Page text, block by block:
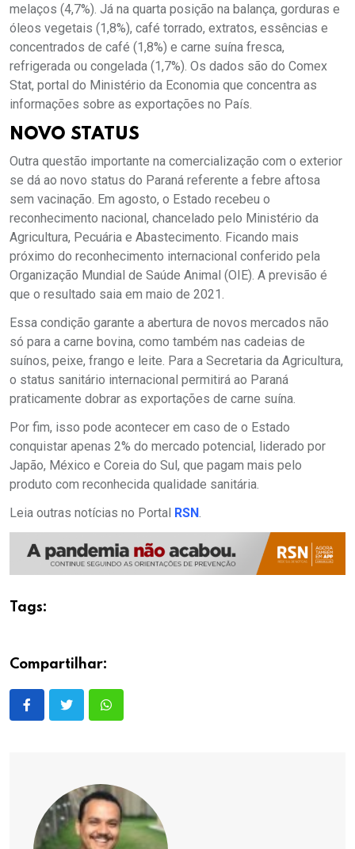
melaços (4,7%). Já na quarta posição na balança, gorduras e
óleos vegetais (1,8%), café torrado, extratos, essências e
concentrados de café (1,8%) e carne suína fresca,
refrigerada ou congelada (1,7%). Os dados são do Comex
Stat, portal do Ministério da Economia que concentra as
informações sobre as exportações no País.
NOVO STATUS
Outra questão importante na comercialização com o exterior
se dá ao novo status do Paraná referente a febre aftosa
sem vacinação. Em agosto, o Estado recebeu o
reconhecimento nacional, chancelado pelo Ministério da
Agricultura, Pecuária e Abastecimento. Ficando mais
próximo do reconhecimento internacional conferido pela
Organização Mundial de Saúde Animal (OIE). A previsão é
que o resultado saia em maio de 2021.
Essa condição garante a abertura de novos mercados não
só para a carne bovina, como também nas cadeias de
suínos, peixe, frango e leite. Para a Secretaria da Agricultura,
o status sanitário internacional permitirá ao Paraná
praticamente dobrar as exportações de carne suína.
Por fim, isso pode acontecer em caso de o Estado
conquistar apenas 2% do mercado potencial, liderado por
Japão, México e Coreia do Sul, que pagam mais pelo
produto com reconhecida qualidade sanitária.
Leia outras notícias no Portal RSN.
Tags:
Compartilhar: